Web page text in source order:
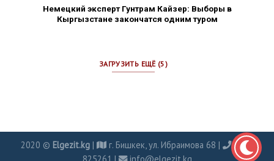
Немецкий эксперт Гунтрам Кайзер: Выборы в
Кыргызстане закончатся одним туром
ЗАГРУЗИТЬ ЕЩЁ (5)
2020 © Elgezit.kg | г. Бишкек, ул. Ибраимова 68 |
0702